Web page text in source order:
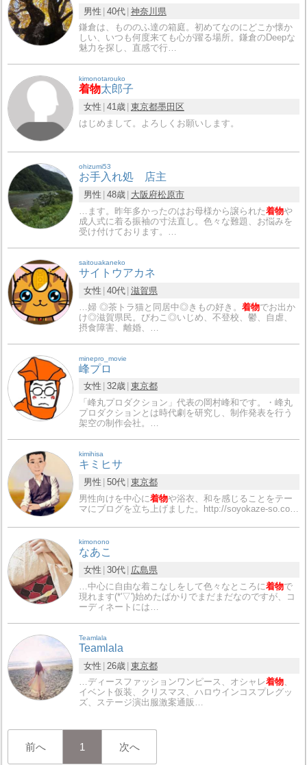
男性 40代 神奈川県
鎌倉は、もののふ達の箱庭。初めてなのにどこか懐か
しい、いつも何度来ても心が躍る場所。鎌倉のDeepな
魅力を探し、直感で行…
kimonotarouko
着物太郎子
女性 41歳 東京都墨田区
はじめまして。よろしくお願いします。
ohizumi53
お手入れ処 店主
男性 48歳 大阪府松原市
…ます。昨年多かったのはお母様から譲られた着物や
成人式に着る振袖の寸法直し。色々な難題、お悩みを
受け付けております。…
saitouakaneko
サイトウアカネ
女性 40代 滋賀県
…婦 ◎茶トラ猫と同居中◎きもの好き。着物でお出か
け◎滋賀県民。びわこ◎いじめ、不登校、鬱、自虐、
摂食障害、離婚、…
minepro_movie
峰プロ
女性 32歳 東京都
「峰丸プロダクション」代表の岡村峰和です。・峰丸
プロダクションとは時代劇を研究し、制作発表を行う
架空の制作会社。…
kimihisa
キミヒサ
男性 50代 東京都
男性向けを中心に着物や浴衣、和を感じることをテー
マにブログを立ち上げました。http://soyokaze-so.co…
kimonono
なあこ
女性 30代
広島県
…中心に自由な着こなしをして色々なところに着物で
現れます(*'▽')始めたばかりでまだまだなのですが、コ
ーディネートには…
Teamlala
Teamlala
女性 26歳 東京都
…ディースファッションワンピース、オシャレ着物、
イベント仮装、クリスマス、ハロウインコスプレグッ
ズ、ステージ演出服激案通販…
前へ 1 次へ